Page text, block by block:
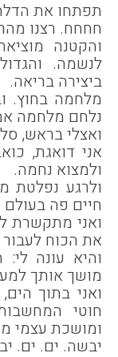
תפתחו את
חחחח. רצנו
והקטנה
לנשמה.
ביצירה בריאה.
מלחמה בחוץ.
נלחם מלחמה
ואצלי בראש,
אני דואגת,
ולמצוא נחמה.
ולרגע נפלטת
חיים פה בעולם
ואני מתקשרת
את הכוח
והיא עונה
מושך אותך
ואני בתוך
חוטי
ומושכת עצמי
יבשה. ים. ים.